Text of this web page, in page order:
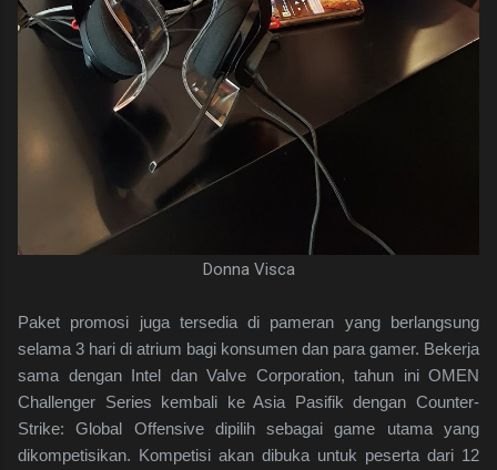
Donna Visca
Paket promosi juga tersedia di pameran yang berlangsung
selama 3 hari di atrium bagi konsumen dan para gamer. Bekerja
sama dengan Intel dan Valve Corporation, tahun ini OMEN
Challenger Series kembali ke Asia Pasifik dengan Counter-
Strike: Global Offensive dipilih sebagai game utama yang
dikompetisikan. Kompetisi akan dibuka untuk peserta dari 12